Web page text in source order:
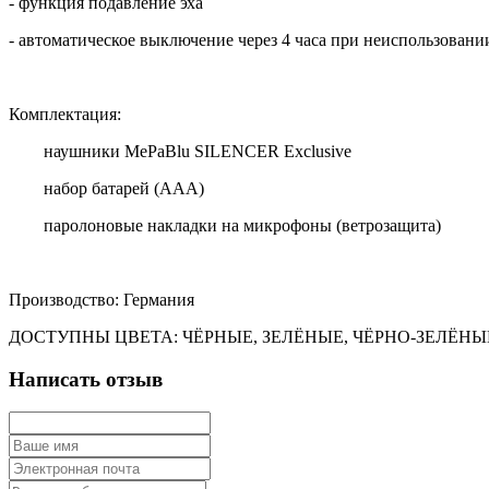
- автоматическое выключение через 4 часа при
Комплектация:
наушники MePaBlu SILENCER Exclusive
набор батарей (ААА)
паролоновые накладки на микрофоны (ветрозащита)
Производство: Германия
ДОСТУПНЫ ЦВЕТА: ЧЁРНЫЕ, ЗЕЛЁНЫЕ, ЧЁРНО-
Написать отзыв